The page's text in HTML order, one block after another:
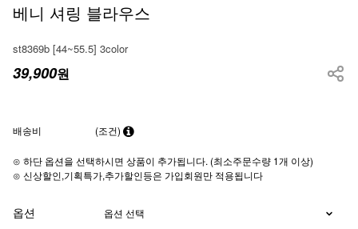
베니 셔링 블라우스
st8369b [44~55.5] 3color
39,900원
배송비 (조건)
⊙ 하단 옵션을 선택하시면 상품이 추가됩니다. (최소주문수량 1개 이상)
⊙ 신상할인,기획특가,추가할인등은 가입회원만 적용됩니다
옵션